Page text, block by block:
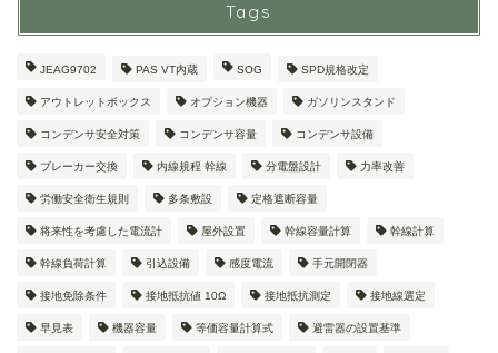
Tags
JEAG9702 PAS VT内蔵 SOG SPD規格改定
アウトレットボックス オプション機器 ガソリンスタンド
コンデンサ安全対策 コンデンサ容量 コンデンサ設備
ブレーカー交換 内線規程 幹線 分電盤設計 力率改善
労働安全衛生規則 多条敷設 定格遮断容量
将来性を考慮した電流計 屋外設置 幹線容量計算 幹線計算
幹線負荷計算 引込設備 感度電流 手元開閉器
接地免除条件 接地抵抗値 10Ω 接地抵抗測定 接地線選定
早見表 機器容量 等価容量計算式 避雷器の設置基準